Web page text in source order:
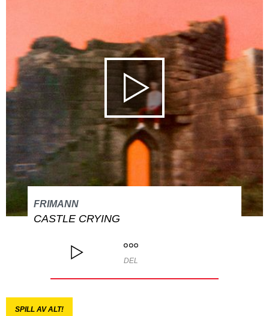
FRIMANN
CASTLE CRYING
DEL
SPILL AV ALT!